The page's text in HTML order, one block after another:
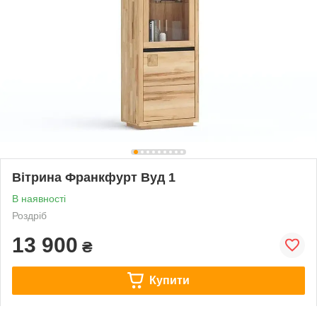
Вітрина Франкфурт Вуд 1
В наявності
Роздріб
13 900 ₴
Купити